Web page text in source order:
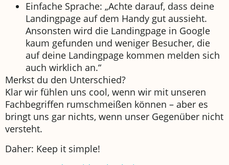
Einfache Sprache: „Achte darauf, dass deine
Landingpage auf dem Handy gut aussieht.
Ansonsten wird die Landingpage in Google
kaum gefunden und weniger Besucher, die
auf deine Landingpage kommen melden sich
auch wirklich an.“
Merkst du den Unterschied?
Klar wir fühlen uns cool, wenn wir mit unseren
Fachbegriffen rumschmeißen können – aber es
bringt uns gar nichts, wenn unser Gegenüber nicht
versteht.
Daher: Keep it simple!